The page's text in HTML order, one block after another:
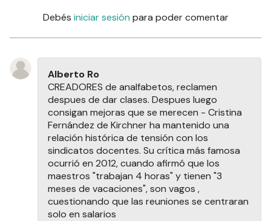
Debés iniciar sesión para poder comentar
Alberto Ro
CREADORES de analfabetos, reclamen
despues de dar clases. Despues luego
consigan mejoras que se merecen - Cristina
Fernández de Kirchner ha mantenido una
relación histórica de tensión con los
sindicatos docentes. Su crítica más famosa
ocurrió en 2012, cuando afirmó que los
maestros "trabajan 4 horas" y tienen "3
meses de vacaciones", son vagos ,
cuestionando que las reuniones se centraran
solo en salarios